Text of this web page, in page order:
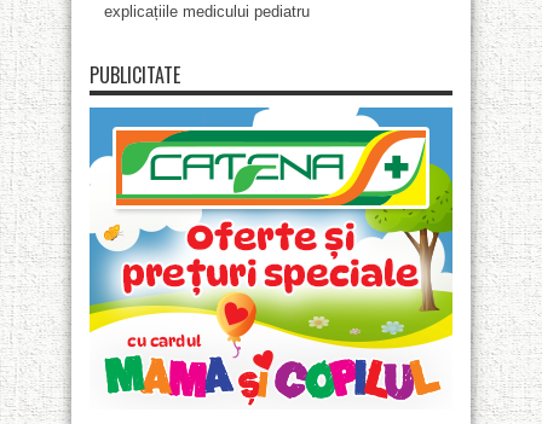
explicațiile medicului pediatru
PUBLICITATE